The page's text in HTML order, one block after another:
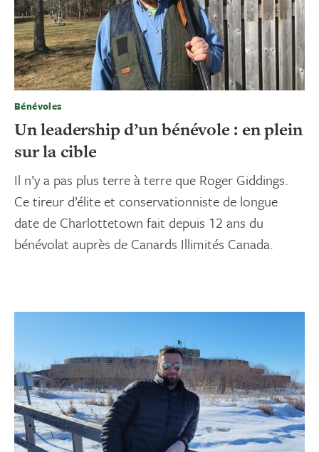
Bénévoles
Un leadership d’un bénévole : en plein
sur la cible
Il n’y a pas plus terre à terre que Roger Giddings.
Ce tireur d’élite et conservationniste de longue
date de Charlottetown fait depuis 12 ans du
bénévolat auprès de Canards Illimités Canada.